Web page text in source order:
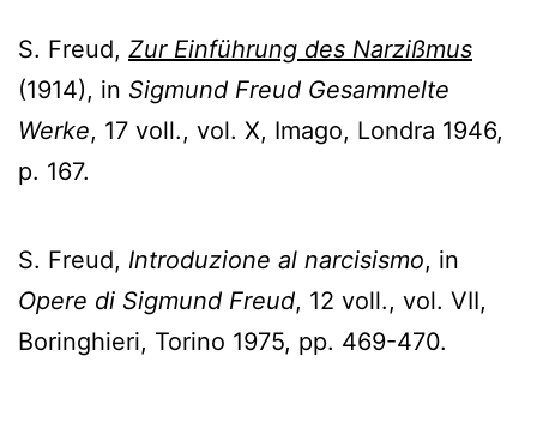
S. Freud, Zur Einführung des Narzißmus
(1914), in Sigmund Freud Gesammelte
Werke, 17 voll., vol. X, Imago, Londra 1946,
p. 167.
S. Freud, Introduzione al narcisismo, in
Opere di Sigmund Freud, 12 voll., vol. VII,
Boringhieri, Torino 1975, pp. 469-470.